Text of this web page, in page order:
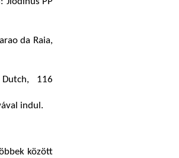
da Raia,
116
indul.
között